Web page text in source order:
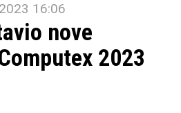
16:06
nove
2023